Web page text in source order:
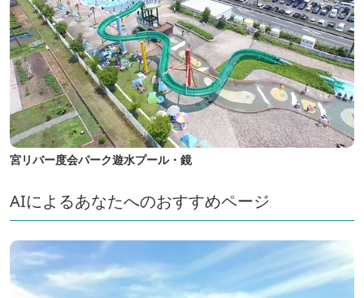
宮リバー度会パーク遊水プール・鏡
AIによるあなたへのおすすめページ